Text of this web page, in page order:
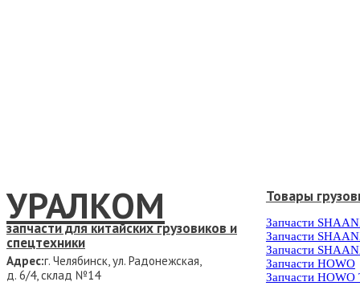
УРАЛКОМ
запчасти для китайских грузовиков и
спецтехники
Адрес:г. Челябинск, ул. Радонежская,
д. 6/4, склад №14
Товары
Запчасти
Запчасти
Запчасти
Запчасти HOWO
Запчасти HOWO